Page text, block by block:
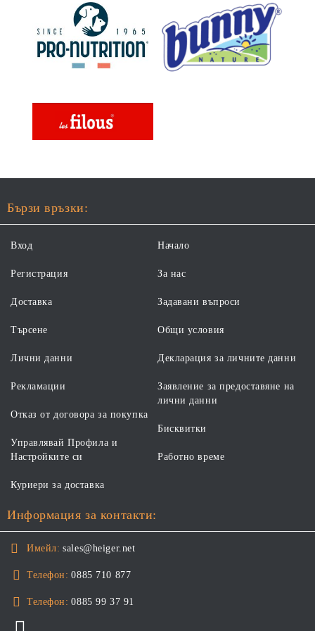
Бързи връзки:
Вход
Регистрация
Доставка
Търсене
Начало
За нас
Задавани въпроси
Общи условия
Лични данни
Рекламации
Отказ от договора за покупка
Управлявай Профила и
Настройките си
Декларация за личните данни
Заявление за предоставяне на
лични данни
Бисквитки
Работно време
Куриери за доставка
Информация за контакти:
Имейл: sales@heiger.net
Телефон: 0885 710 877
Телефон: 0885 99 37 91